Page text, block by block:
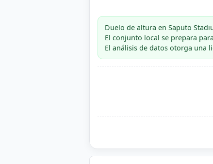
Duelo de altura en Saputo
El conjunto local se prepara
El análisis de datos otorga una